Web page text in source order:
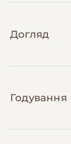
Догляд
безпечного
Клітка
рівнями та
Годування